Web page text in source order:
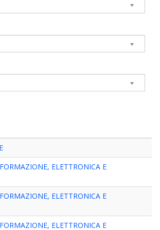
ELETTRONICA E
ELETTRONICA E
ELETTRONICA E